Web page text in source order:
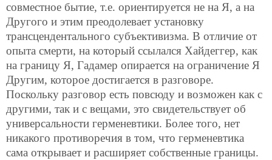
совместное бытие, т.е. ориентируется не на Я, а на
Другого и этим преодолевает установку
трансцендентального субъективизма. В отличие от
опыта смерти, на который ссылался Хайдеггер, как
на границу Я, Гадамер опирается на ограничение Я
Другим, которое достигается в разговоре.
Поскольку разговор есть повсюду и возможен как с
другими, так и с вещами, это свидетельствует об
универсальности герменевтики. Более того, нет
никакого противоречия в том, что герменевтика
сама открывает и расширяет собственные границы.